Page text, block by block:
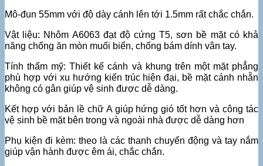
Mô-đun 55mm với độ dày cánh lên tới 1.5mm rất chắc chắn.
Vật liệu: Nhôm A6063 đạt độ cứng T5, sơn bề mặt có khả
năng chống ăn mòn muối biển, chống bám dính vân tay.
Tính thẩm mỹ: Thiết kế cánh và khung trên một mặt phẳng
phù hợp với xu hướng kiến trúc hiện đại, bề mặt cánh nhẵn
không có gân giúp vệ sinh được dễ dàng.
Kết hợp với bản lề chữ A giúp hứng gió tốt hơn và công tác
vệ sinh bề mặt bên trong và ngoài nhà được dễ dàng hơn
Phụ kiện đi kèm: theo là các thanh chuyển động và tay nắm
giúp vận hành được êm ái, chắc chắn.